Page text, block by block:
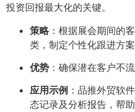
投资回报最大化的关键。
策略：根据展会期间的
类，制定个性化跟进方案
优势 ：确保潜在客户不
应用示例 ：品推外贸软
态记录及分析报告，帮